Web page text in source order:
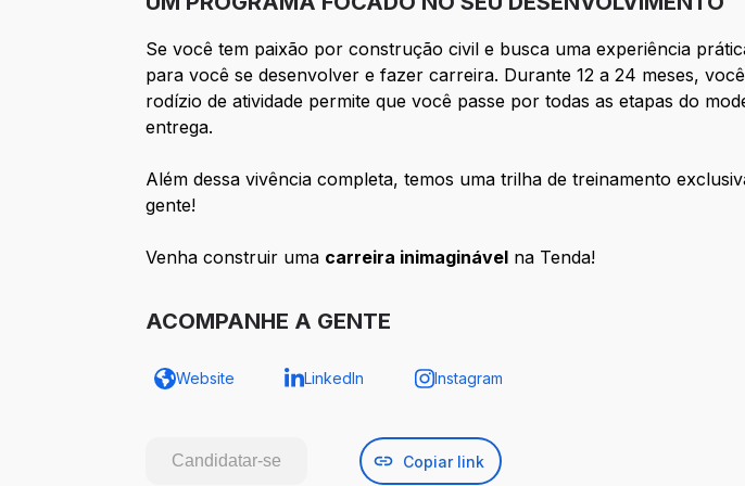
Se você tem paixão por construção civil e busca uma experiência
para você se desenvolver e fazer carreira. Durante 12 a 24 meses,
rodízio de atividade permite que você passe por todas as etapas do
entrega.
Além dessa vivência completa, temos uma trilha de treinamento
gente!
Venha construir uma carreira inimaginável na Tenda!
ACOMPANHE A GENTE
Website LinkedIn Instagram
Candidatar-se Copiar link